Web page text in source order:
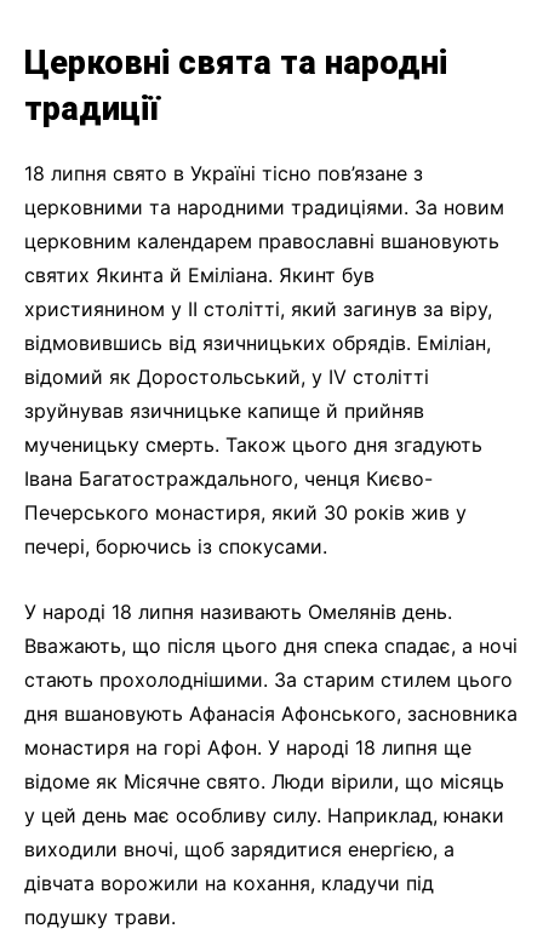
Церковні свята та народні
традиції
18 липня свято в Україні тісно пов’язане з
церковними та народними традиціями. За новим
церковним календарем православні вшановують
святих Якинта й Еміліана. Якинт був
християнином у II столітті, який загинув за віру,
відмовившись від язичницьких обрядів. Еміліан,
відомий як Доростольський, у IV столітті
зруйнував язичницьке капище й прийняв
мученицьку смерть. Також цього дня згадують
Івана Багатостраждального, ченця Києво-
Печерського монастиря, який 30 років жив у
печері, борючись із спокусами.
У народі 18 липня називають Омелянів день.
Вважають, що після цього дня спека спадає, а ночі
стають прохолоднішими. За старим стилем цього
дня вшановують Афанасія Афонського, засновника
монастиря на горі Афон. У народі 18 липня ще
відоме як Місячне свято. Люди вірили, що місяць
у цей день має особливу силу. Наприклад, юнаки
виходили вночі, щоб зарядитися енергією, а
дівчата ворожили на кохання, кладучи під
подушку трави.